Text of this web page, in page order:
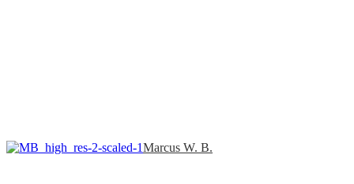
Marcus W. B.